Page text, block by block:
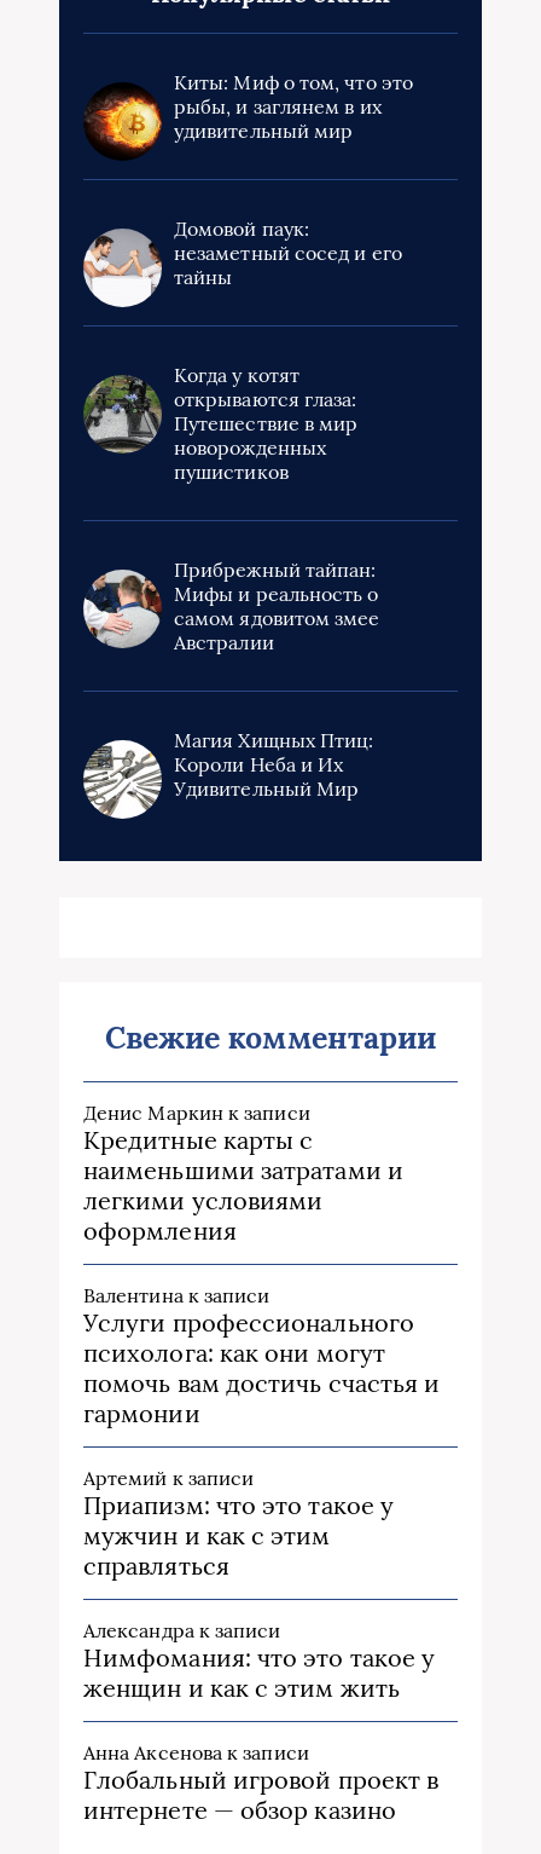
Киты: Миф о том, что это
рыбы, и заглянем в их
удивительный мир
Домовой паук:
незаметный сосед и его
тайны
Когда у котят
открываются глаза:
Путешествие в мир
новорожденных
пушистиков
Прибрежный тайпан:
Мифы и реальность о
самом ядовитом змее
Австралии
Магия Хищных Птиц:
Короли Неба и Их
Удивительный Мир
Свежие комментарии
Денис Маркинк записи
Кредитные карты с
наименьшими затратами и
легкими условиями
оформления
Валентинак записи
Услуги профессионального
психолога: как они могут
помочь вам достичь счастья и
гармонии
Артемий к записи
Приапизм: что это такое у
мужчин и как с этим
справляться
Александрак записи
Нимфомания: что это такое у
женщин и как с этим жить
Анна Аксенова к записи
Глобальный игровой проект в
интернете — обзор казино